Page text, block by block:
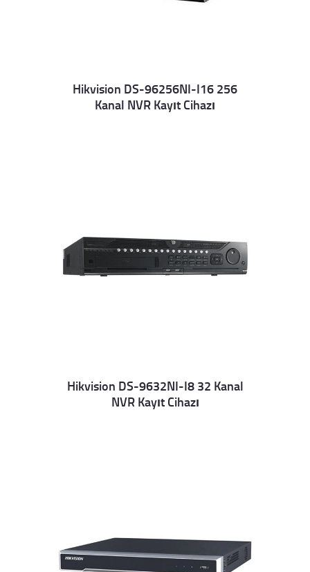
Details
Hikvision DS-96256NI-I16 256
Kanal NVR Kayıt Cihazı
Details
Hikvision DS-9632NI-I8 32 Kanal
NVR Kayıt Cihazı